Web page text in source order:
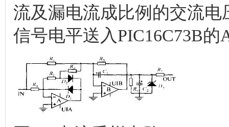
流及漏电流成比例的交流
信号电平送入PIC16C73B